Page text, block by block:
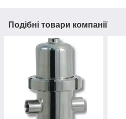
Подібні товари компанії